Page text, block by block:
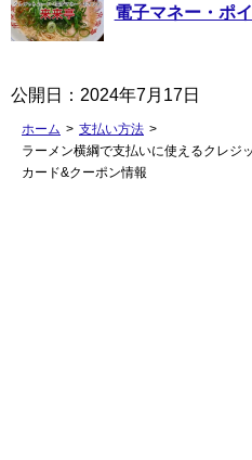
電子マネー・ポ
公開日： 2024年7月17日
ホーム > 支払い方法 >
ラーメン横綱で支払いに使えるクレジ
カード&クーポン情報